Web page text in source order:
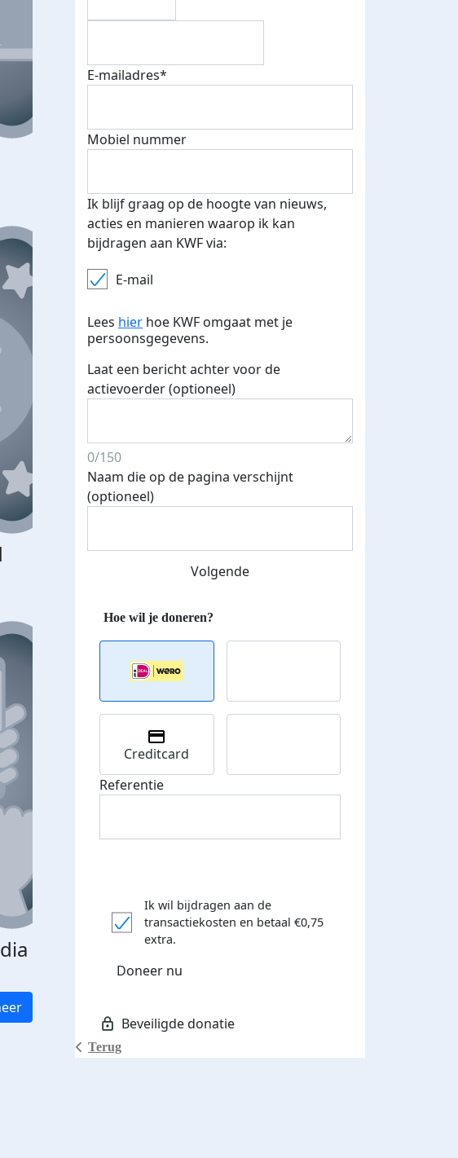
E-mails verstuurd
Streefbedrag verhoogd
Donateurs bedankt
€500 euro opgehaald: t-shirt
E-mailadres*
Mobiel nummer
Ik blijf graag op de hoogte van nieuws,
acties en manieren waarop ik kan
bijdragen aan KWF via:
E-mail
Lees hier hoe KWF omgaat met je
persoonsgegevens.
Laat een bericht achter voor de
actievoerder (optioneel)
0/150
Naam die op de pagina verschijnt
(optioneel)
Volgende
Terug
Creditcard
Referentie
Ik wil bijdragen aan de
transactiekosten en betaal €0,75
extra.
Doneer nu